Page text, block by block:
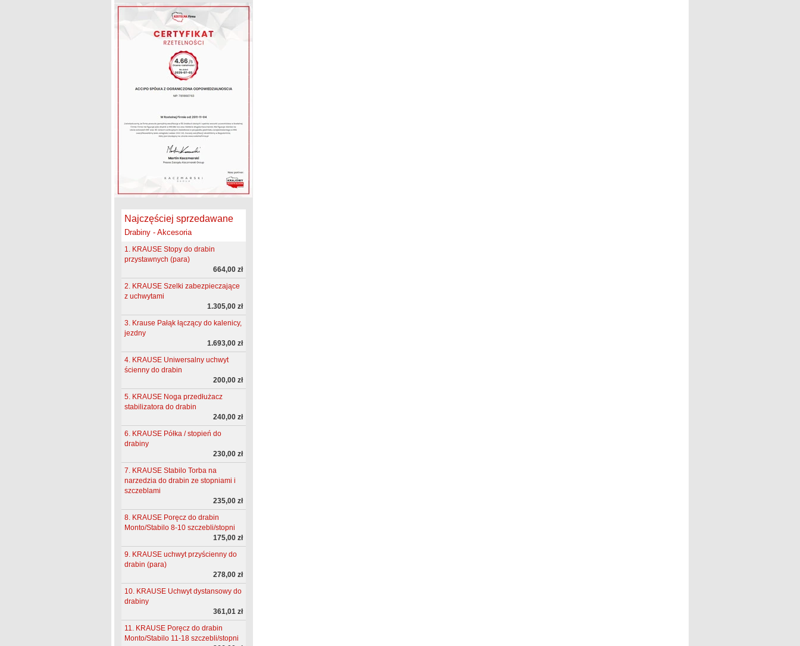
Najczęściej sprzedawane
Drabiny - Akcesoria
1. KRAUSE Stopy do drabin
przystawnych (para)
664,00 zł
2. KRAUSE Szelki zabezpieczające
z uchwytami
1.305,00 zł
3. Krause Pałąk łączący do kalenicy,
jezdny
1.693,00 zł
4. KRAUSE Uniwersalny uchwyt
ścienny do drabin
200,00 zł
5. KRAUSE Noga przedłużacz
stabilizatora do drabin
240,00 zł
6. KRAUSE Półka / stopień do
drabiny
230,00 zł
7. KRAUSE Stabilo Torba na
narzedzia do drabin ze stopniami i
szczeblami
235,00 zł
8. KRAUSE Poręcz do drabin
Monto/Stabilo 8-10 szczebli/stopni
175,00 zł
9. KRAUSE uchwyt przyścienny do
drabin (para)
278,00 zł
10. KRAUSE Uchwyt dystansowy do
drabiny
361,01 zł
11. KRAUSE Poręcz do drabin
Monto/Stabilo 11-18 szczebli/stopni